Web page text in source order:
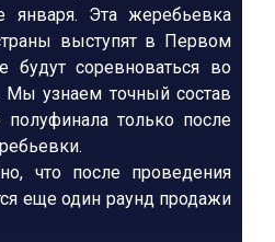
января. Эта жеребьевка
выступят в Первом
будут соревноваться во
Мы узнаем точный состав
полуфинала только после
что после проведения
еще один раунд продажи